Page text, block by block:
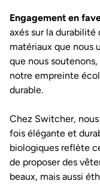
Engagement en
axés sur la durabilité
matériaux que nous
que nous
notre empreinte
durable.
Chez Switcher,
fois élégante et
biologiques reflète
de proposer des
beaux, mais aussi